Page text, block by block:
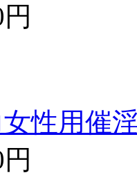
性用催